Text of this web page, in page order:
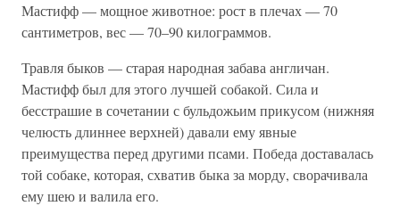
Мастифф — мощное животное: рост в плечах — 70
сантиметров, вес — 70–90 килограммов.
Травля быков — старая народная забава англичан.
Мастифф был для этого лучшей собакой. Сила и
бесстрашие в сочетании с бульдожьим прикусом (нижняя
челюсть длиннее верхней) давали ему явные
преимущества перед другими псами. Победа доставалась
той собаке, которая, схватив быка за морду, сворачивала
ему шею и валила его.